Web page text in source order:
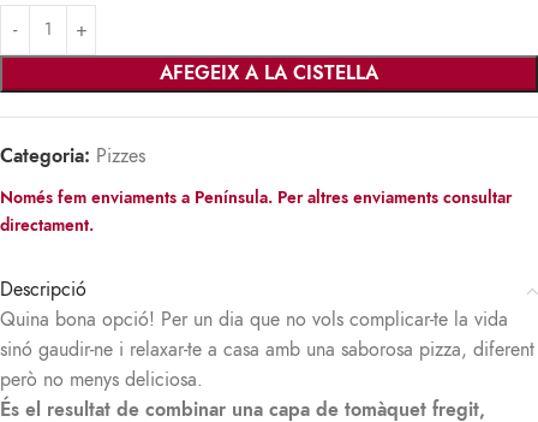
AFEGEIX A LA CISTELLA
Categoria: Pizzes
Només fem enviaments a Península. Per altres enviaments consultar
directament.
Descripció
Quina bona opció! Per un dia que no vols complicar-te la vida
sinó gaudir-ne i relaxar-te a casa amb una saborosa pizza, diferent
però no menys deliciosa.
És el resultat de combinar una capa de tomàquet fregit,